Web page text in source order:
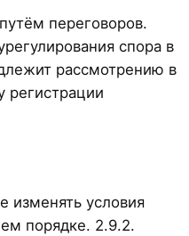
переговоров.
спора в
рассмотрению в
регистрации
изменять условия
порядке. 2.9.2.